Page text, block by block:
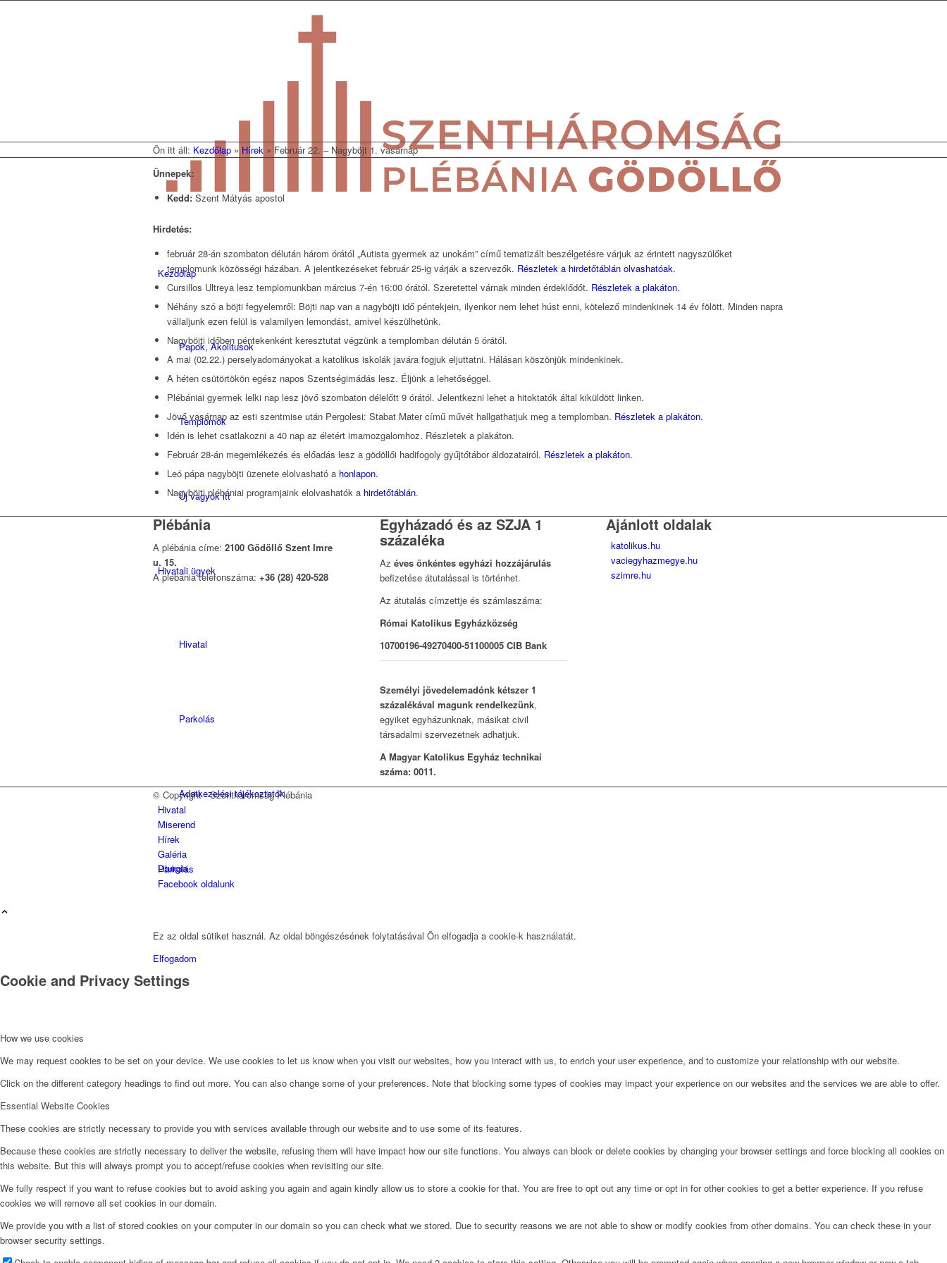
Kezdőlap
Papok, Akolitusok
Templomok
Új vagyok itt
Hivatali ügyek
Hivatal
Parkolás
Adatkezelési tájékoztatók
Liturgia
Szentségek
Miserend
Miserend
Ön itt áll: Kezdőlap » Hírek » Február 22. – Nagyböjt 1. vasárnap
Ünnepek:
Kedd: Szent Mátyás apostol
Hirdetés:
február 28-án szombaton délután három órától „Autista gyermek az unokám” című tematizált beszélgetésre várjuk az érintett nagyszülőket
templomunk közösségi házában. A jelentkezéseket február 25-ig várják a szervezők. Részletek a hirdetőtáblán olvashatóak.
Cursillos Ultreya lesz templomunkban március 7-én 16:00 órától. Szeretettel várnak minden érdeklődőt. Részletek a plakáton.
Néhány szó a böjti fegyelemről: Böjti nap van a nagyböjti idő péntekjein, ilyenkor nem lehet húst enni, kötelező mindenkinek 14 év fölött. Minden napra
vállaljunk ezen felül is valamilyen lemondást, amivel készülhetünk.
Nagyböjti időben péntekenként keresztutat végzünk a templomban délután 5 órától.
A mai (02.22.) perselyadományokat a katolikus iskolák javára fogjuk eljuttatni. Hálásan köszönjük mindenkinek.
A héten csütörtökön egész napos Szentségimádás lesz. Éljünk a lehetőséggel.
Plébániai gyermek lelki nap lesz jövő szombaton délelőtt 9 órától. Jelentkezni lehet a hitoktatók által kiküldött linken.
Jövő vasárnap az esti szentmise után Pergolesi: Stabat Mater című művét hallgathatjuk meg a templomban. Részletek a plakáton.
Idén is lehet csatlakozni a 40 nap az életért imamozgalomhoz. Részletek a plakáton.
Február 28-án megemlékezés és előadás lesz a gödöllői hadifogoly gyűjtőtábor áldozatairól. Részletek a plakáton.
Leó pápa nagyböjti üzenete elolvasható a honlapon.
Nagyböjti plébániai programjaink elolvashatók a hirdetőtáblán.
Plébánia
A plébánia címe: 2100 Gödöllő Szent Imre
u. 15.
A plébánia telefonszáma: +36 (28) 420-528
Egyházadó és az SZJA 1
százaléka
Az éves önkéntes egyházi hozzájárulás
befizetése átutalással is történhet.
Az átutalás címzettje és számlaszáma:
Római Katolikus Egyházközség
10700196-49270400-51100005 CIB Bank
Személyi jövedelemadónk kétszer 1
százalékával magunk rendelkezünk,
egyiket egyházunknak, másikat civil
társadalmi szervezetnek adhatjuk.
A Magyar Katolikus Egyház technikai
száma: 0011.
Ajánlott oldalak
katolikus.hu
vaciegyhazmegye.hu
szimre.hu
© Copyright - Szentháromság Plébánia
Hivatal
Miserend
Hírek
Galéria
Parkolás
Facebook oldalunk
Ez az oldal sütiket használ. Az oldal böngészésének folytatásával Ön elfogadja a cookie-k használatát.
Elfogadom
Cookie and Privacy Settings
How we use cookies
We may request cookies to be set on your device. We use cookies to let us know when you visit our websites, how you interact with us, to enrich your user experience, and to customize your relationship with our website.
Click on the different category headings to find out more. You can also change some of your preferences. Note that blocking some types of cookies may impact your experience on our websites and the services we are able to offer.
Essential Website Cookies
These cookies are strictly necessary to provide you with services available through our website and to use some of its features.
Because these cookies are strictly necessary to deliver the website, refusing them will have impact how our site functions. You always can block or delete cookies by changing your browser settings and force blocking all cookies on
this website. But this will always prompt you to accept/refuse cookies when revisiting our site.
We fully respect if you want to refuse cookies but to avoid asking you again and again kindly allow us to store a cookie for that. You are free to opt out any time or opt in for other cookies to get a better experience. If you refuse
cookies we will remove all set cookies in our domain.
We provide you with a list of stored cookies on your computer in our domain so you can check what we stored. Due to security reasons we are not able to show or modify cookies from other domains. You can check these in your
browser security settings.